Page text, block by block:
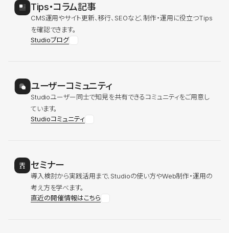
Tips・コラム記事
CMS運用やサイト更新、移行、SEOなど、制作・運用に役立つTips
を確認できます。
Studioブログ
ユーザーコミュニティ
Studioユーザー同士で知見を共有できるコミュニティをご用意し
ています。
Studioコミュニティ
セミナー
導入検討から実践活用まで、Studioの使い方やWeb制作・運用の
考え方を学べます。
直近の開催情報はこちら